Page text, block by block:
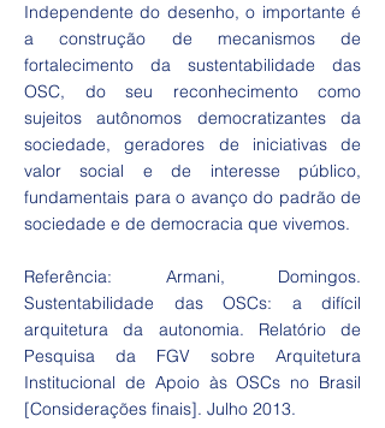
Independente do desenho, o importante é
a construção de mecanismos de
fortalecimento da sustentabilidade das
OSC, do seu reconhecimento como
sujeitos autônomos democratizantes da
sociedade, geradores de iniciativas de
valor social e de interesse público,
fundamentais para o avanço do padrão de
sociedade e de democracia que vivemos.
Referência: Armani, Domingos.
Sustentabilidade das OSCs: a difícil
arquitetura da autonomia. Relatório de
Pesquisa da FGV sobre Arquitetura
Institucional de Apoio às OSCs no Brasil
[Considerações finais]. Julho 2013.